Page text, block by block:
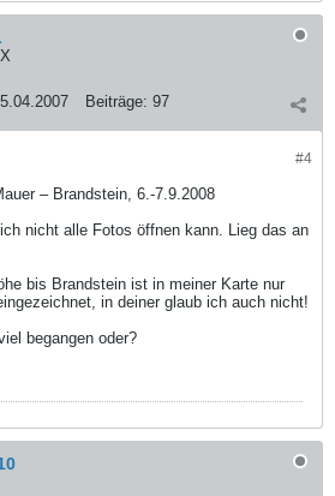
Beiträge: 97
#4
– Brandstein, 6.-7.9.2008
nicht alle Fotos öffnen kann. Lieg das an
bis Brandstein ist in meiner Karte nur
in deiner glaub ich auch nicht!
begangen oder?